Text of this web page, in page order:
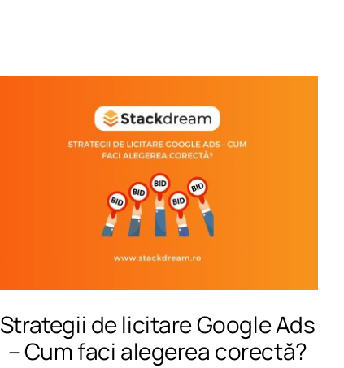
Strategii de licitare Google Ads
– Cum faci alegerea corectă?